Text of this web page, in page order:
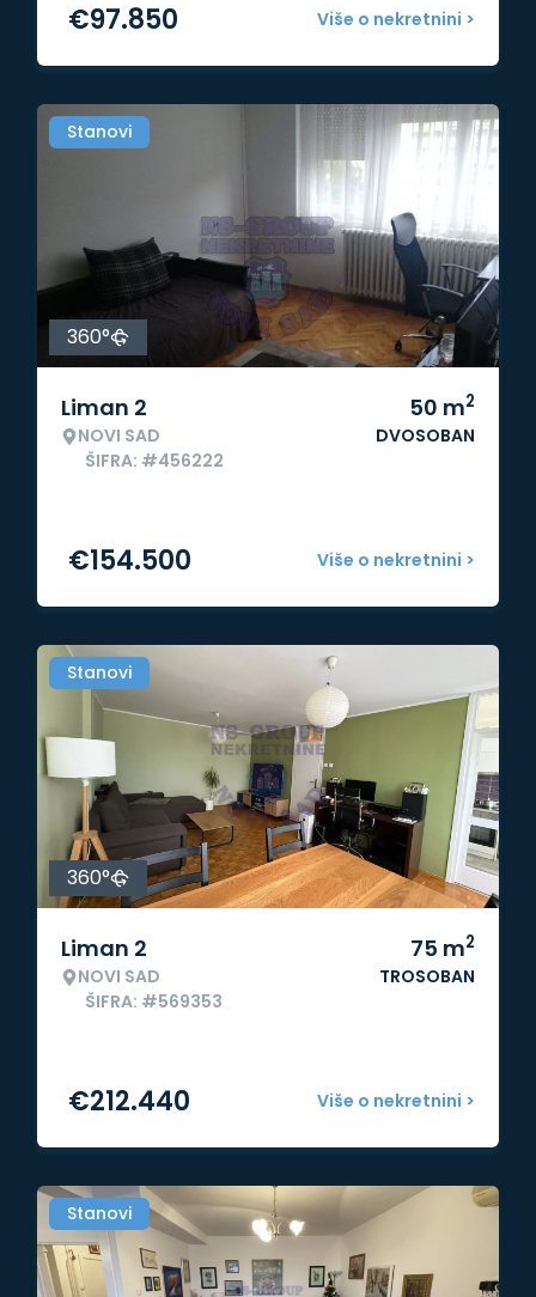
Više o nekretnini >
€97.850
Stanovi
360°
Liman 2
NOVI SAD
ŠIFRA: #456222
50 m2
DVOSOBAN
Više o nekretnini >
€154.500
Stanovi
360°
Liman 2
NOVI SAD
ŠIFRA: #569353
75 m2
TROSOBAN
Više o nekretnini >
€212.440
Stanovi